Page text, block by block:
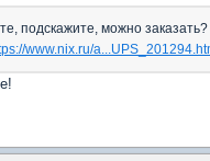
подскажите, можно
www.nix.ru/